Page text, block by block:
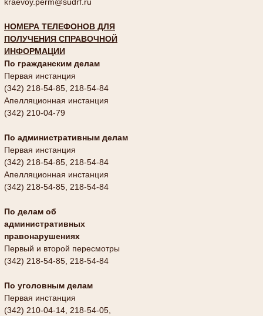
kraevoy.perm@sudrf.ru
НОМЕРА ТЕЛЕФОНОВ ДЛЯ
ПОЛУЧЕНИЯ СПРАВОЧНОЙ
ИНФОРМАЦИИ
По гражданским делам
Первая инстанция
(342) 218-54-85, 218-54-84
Апелляционная инстанция
(342) 210-04-79
По административным делам
Первая инстанция
(342) 218-54-85, 218-54-84
Апелляционная инстанция
(342) 218-54-85, 218-54-84
По делам об
административных
правонарушениях
Первый и второй пересмотры
(342) 218-54-85, 218-54-84
По уголовным делам
Первая инстанция
(342) 210-04-14, 218-54-05,